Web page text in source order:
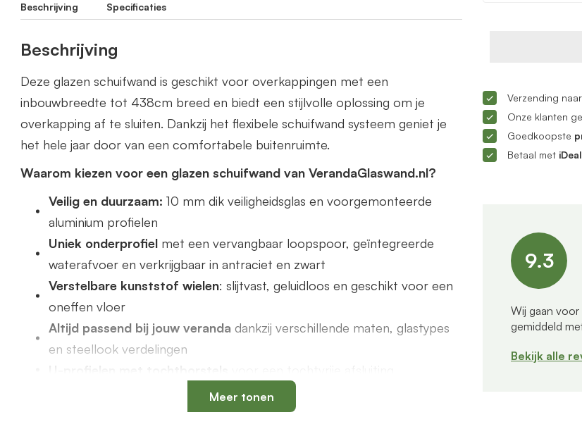
Beschrijving Specificaties
Beschrijving
Deze glazen schuifwand is geschikt voor overkappingen met een
inbouwbreedte tot 438cm breed en biedt een stijlvolle oplossing om je
overkapping af te sluiten. Dankzij het flexibele schuifwand systeem geniet je
het hele jaar door van een comfortabele buitenruimte.
Waarom kiezen voor een glazen schuifwand van VerandaGlaswand.nl?
Veilig en duurzaam: 10 mm dik veiligheidsglas en voorgemonteerde
aluminium profielen
Uniek onderprofiel met een vervangbaar loopspoor, geïntegreerde
waterafvoer en verkrijgbaar in antraciet en zwart
Verstelbare kunststof wielen: slijtvast, geluidloos en geschikt voor een
oneffen vloer
Altijd passend bij jouw veranda dankzij verschillende maten, glastypes
en steellook verdelingen
Meer tonen
Verzending naar
Onze klanten
Goedkoopste
Betaal met
9.3
Wij gaan voor
gemiddeld
Bekijk alle